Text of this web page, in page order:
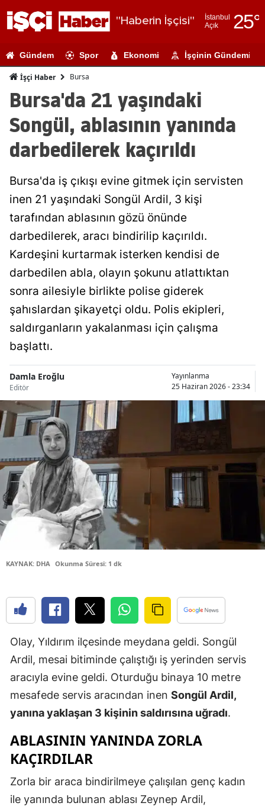
"Haberin İşçisi"
İstanbul
Açık
25°
Adıyaman
Amasya
Antalya
Balıkesir
Bilecik
Bingöl
Bitlis
Bursa
Çanakkale
Çankırı
Çorum
Edirne
Eskişehir
Gaziantep
Giresun
Gümüşhane
Isparta
Gündem Spor Ekonomi İşçinin Gündemi
İşçi Haber Bursa
Bursa'da 21 yaşındaki
Songül, ablasının yanında
darbedilerek kaçırıldı
Bursa'da iş çıkışı evine gitmek için servisten
inen 21 yaşındaki Songül Ardil, 3 kişi
tarafından ablasının gözü önünde
darbedilerek, aracı bindirilip kaçırıldı.
Kardeşini kurtarmak isterken kendisi de
darbedilen abla, olayın şokunu atlattıktan
sonra ailesiyle birlikte polise giderek
şahıslardan şikayetçi oldu. Polis ekipleri,
saldırganların yakalanması için çalışma
başlattı.
Damla Eroğlu
Editör
Yayınlanma
25 Haziran 2026 - 23:34
KAYNAK: DHA Okunma Süresi: 1 dk
Olay, Yıldırım ilçesinde meydana geldi. Songül
Ardil, mesai bitiminde çalıştığı iş yerinden servis
aracıyla evine geldi. Oturduğu binaya 10 metre
mesafede servis aracından inen Songül Ardil,
yanına yaklaşan 3 kişinin saldırısına uğradı.
ABLASININ YANINDA ZORLA
KAÇIRDILAR
Zorla bir araca bindirilmeye çalışılan genç kadın
ile yanında bulunan ablası Zeynep Ardil,